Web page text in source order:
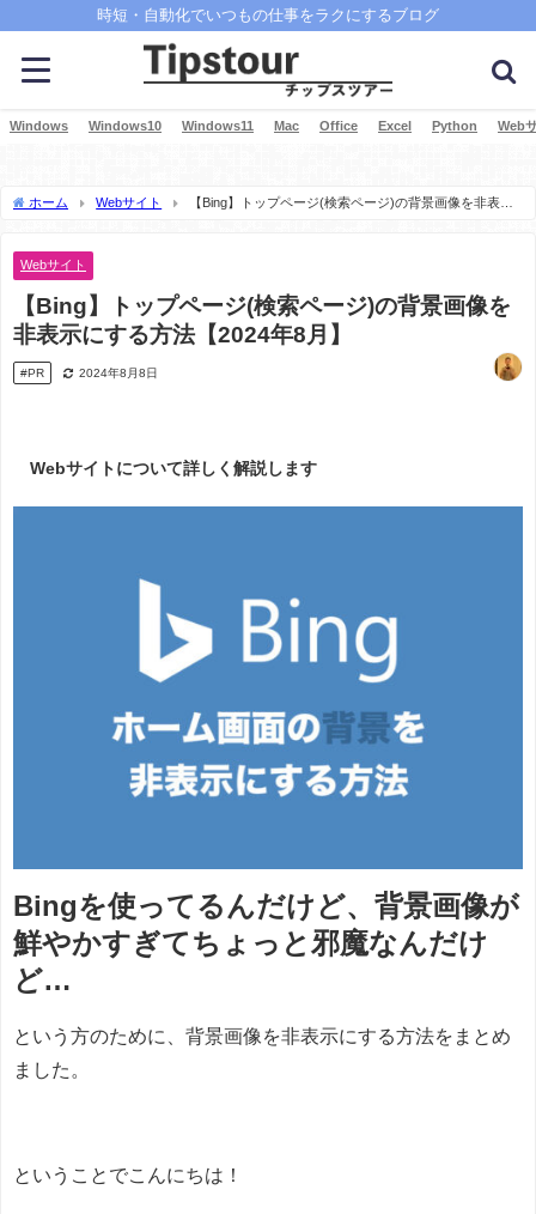
時短・自動化でいつもの仕事をラクにするブログ
Windows Windows10 Windows11 Mac Office Excel Python Web
ホーム Webサイト
【Bing】トップページ(検索ページ)の背景画像を非表示
Webサイト
【Bing】トップページ(検索ページ)の背景画像を
非表示にする方法【2024年8月】
#PR 2024年8月8日
Webサイトについて詳しく解説します
Bingを使ってるんだけど、背景画像が
鮮やかすぎてちょっと邪魔なんだけ
ど…
という方のために、背景画像を非表示にする方法をまとめ
ました。
ということでこんにちは！